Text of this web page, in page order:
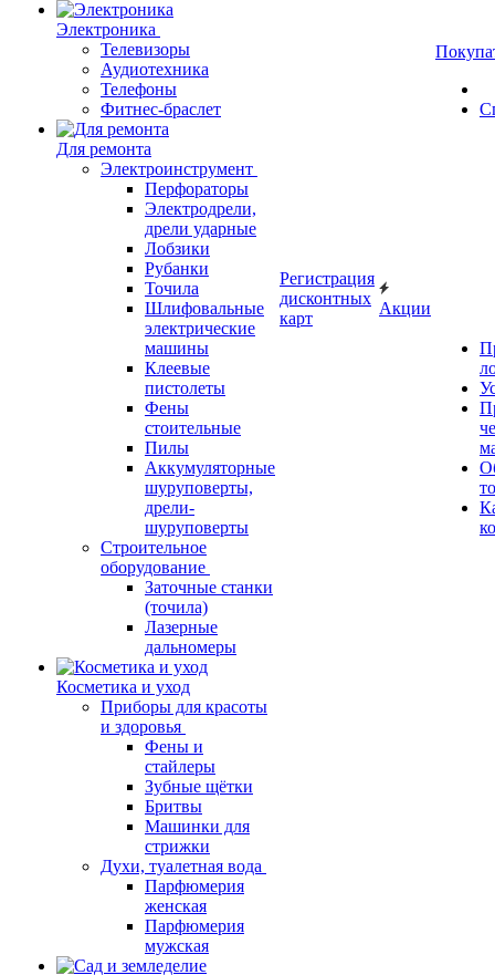
Электроника
Телевизоры
Аудиотехника
Телефоны
Фитнес-браслет
Для ремонта
Электроинструмент
Перфораторы
Электродрели,
дрели ударные
Лобзики
Рубанки
Точила
Шлифовальные
электрические
машины
Клеевые
пистолеты
Фены
стоительные
Пилы
Аккумуляторные
шуруповерты,
дрели-
шуруповерты
Строительное
оборудование
Заточные станки
(точила)
Лазерные
дальномеры
Косметика и уход
Приборы для красоты
и здоровья
Фены и
стайлеры
Зубные щётки
Бритвы
Машинки для
стрижки
Духи, туалетная вода
Парфюмерия
женская
Парфюмерия
мужская
Регистрация
дисконтных
карт
Акции